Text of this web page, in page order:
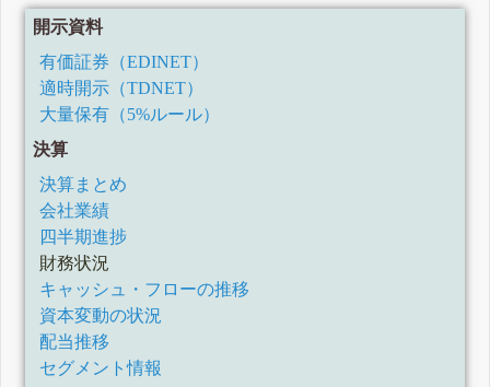
開示資料
有価証券（EDINET）
適時開示（TDNET）
大量保有（5%ルール）
決算
決算まとめ
会社業績
四半期進捗
財務状況
キャッシュ・フローの推移
資本変動の状況
配当推移
セグメント情報